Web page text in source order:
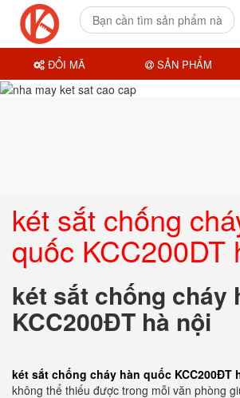
két sắt chống
quốc KCC200DT
két sắt chống cháy
KCC200ĐT hà nội
két sắt chống cháy hàn quốc KCC200ĐT
không thể thiếu được trong mỗi văn phòng
ĐỔI MÃ SẢN PHẨM